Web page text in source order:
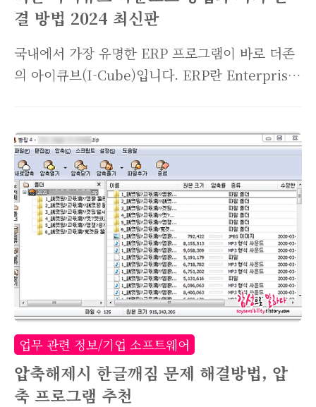
결 방법 2024 최신판
국내에서 가장 유명한 ERP 프로그램이 바로 더존
의 아이큐브(I-Cube)입니다. ERP란 Enterprise
쉽게 말해 생산과 물류, 영업, 회계, 구매 등 경영
활동에 필요한 프로세스들을 연계해 통합적으로
관리를 하는 시스템을 말합니다. 최근에는 ERP10
이라는 프로그램으로 재출시되었는데, 기존에 아
이큐브를 사용하던 회사들은 그대로 유지가 가능
합니다. 게다가 새 프로그램을 도입하기위해서는
매년 계약하는 블루멤버십 비용 외에도 라이선스
비용이 발생되기 때문에, 기존에 문제없이 사용하
던 아이큐브를 아직까지 사용하고 있는 회사가 상
당수입니다. 오늘은 PC를 변경하거나 포맷등으로
인해 아이큐브 프로그램을 재..
업무 관련 정보/기업 소프트웨어
압축해제시 한글깨짐 문제 해결방법, 압
축 프로그램 추천